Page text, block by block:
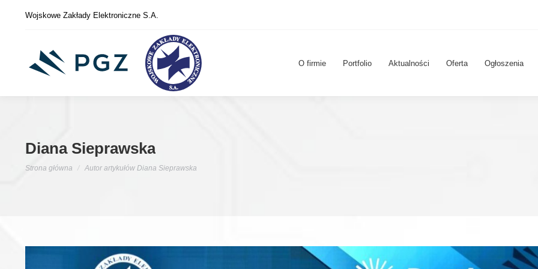
Wojskowe Zakłady Elektroniczne S.A.
O firmie Portfolio Aktualności Oferta Ogłoszenia
Diana Sieprawska
Jesteś tutaj:
Strona główna Autor artykułów Diana Sieprawska